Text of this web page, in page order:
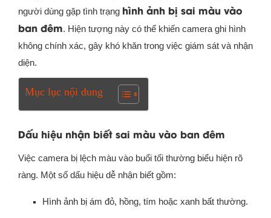
người dùng gặp tình trạng hình ảnh bị sai màu vào
ban đêm. Hiện tượng này có thể khiến camera ghi hình
không chính xác, gây khó khăn trong việc giám sát và nhận
diện.
Mục lục nội dung
Dấu hiệu nhận biết sai màu vào ban đêm
Việc camera bị lệch màu vào buổi tối thường biểu hiện rõ
ràng. Một số dấu hiệu dễ nhận biết gồm:
Hình ảnh bị ám đỏ, hồng, tím hoặc xanh bất thường.